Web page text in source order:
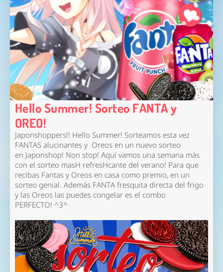
Hello Summer! Sorteo FANTA y
OREO!
Japonshoppers!! Hello Summer! Sorteamos esta vez
FANTAS alucinantes y Oreos en un nuevo sorteo
en Japonshop! Non stop! Aquí vamos una semana más
con el sorteo masH refresHcante del verano! Para que
recibas Fantas y Oreos en casa como premio, en un
sorteo genial. Además FANTA fresquita directa del frigo
y las Oreos las puedes congelar es el combo
PERFECTO! ^3^